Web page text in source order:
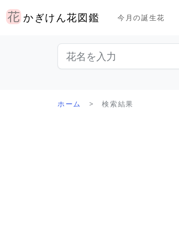
かぎけん花図鑑 今月の誕生花
ホーム 検索結果